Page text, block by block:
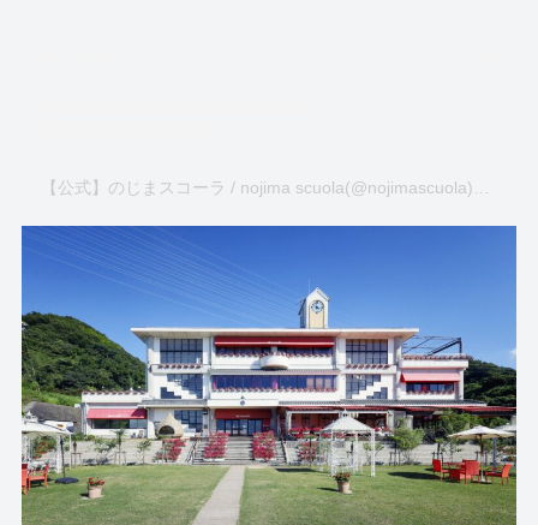
【公式】のじまスコーラ / nojima scuola(@nojimascuola)がシェアした投稿